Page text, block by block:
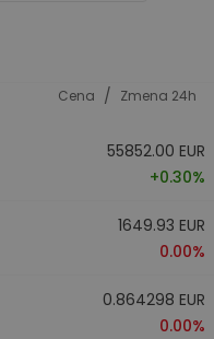
Cena / Zmena 24h
55852.00 EUR
+0.30%
1649.93 EUR
0.00%
0.864298 EUR
0.00%